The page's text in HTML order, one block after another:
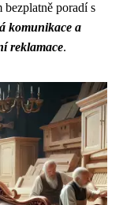
bezplatně poradí s
komunikace a
reklamace.